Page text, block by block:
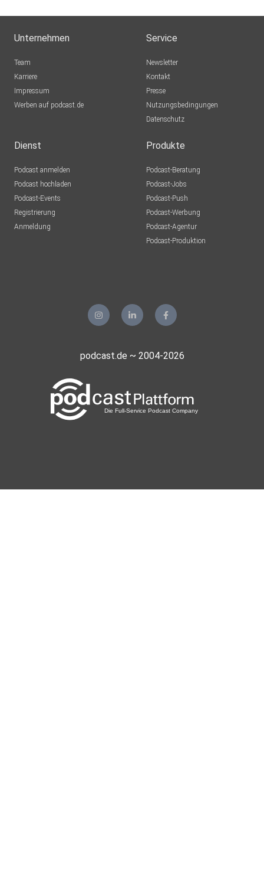
Unternehmen
Team
Karriere
Impressum
Werben auf podcast.de
Service
Newsletter
Kontakt
Presse
Nutzungsbedingungen
Datenschutz
Dienst
Podcast anmelden
Podcast hochladen
Podcast-Events
Registrierung
Anmeldung
Produkte
Podcast-Beratung
Podcast-Jobs
Podcast-Push
Podcast-Werbung
Podcast-Agentur
Podcast-Produktion
podcast.de ~ 2004-2026